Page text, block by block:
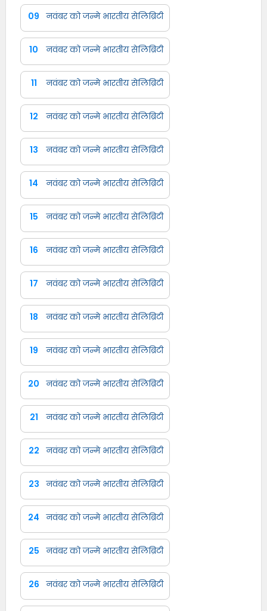
09 नवंबर को जन्मे भारतीय सेलिब्रिटी
10 नवंबर को जन्मे भारतीय सेलिब्रिटी
11 नवंबर को जन्मे भारतीय सेलिब्रिटी
12 नवंबर को जन्मे भारतीय सेलिब्रिटी
13 नवंबर को जन्मे भारतीय सेलिब्रिटी
14 नवंबर को जन्मे भारतीय सेलिब्रिटी
15 नवंबर को जन्मे भारतीय सेलिब्रिटी
16 नवंबर को जन्मे भारतीय सेलिब्रिटी
17 नवंबर को जन्मे भारतीय सेलिब्रिटी
18 नवंबर को जन्मे भारतीय सेलिब्रिटी
19 नवंबर को जन्मे भारतीय सेलिब्रिटी
20 नवंबर को जन्मे भारतीय सेलिब्रिटी
21 नवंबर को जन्मे भारतीय सेलिब्रिटी
22 नवंबर को जन्मे भारतीय सेलिब्रिटी
23 नवंबर को जन्मे भारतीय सेलिब्रिटी
24 नवंबर को जन्मे भारतीय सेलिब्रिटी
25 नवंबर को जन्मे भारतीय सेलिब्रिटी
26 नवंबर को जन्मे भारतीय सेलिब्रिटी